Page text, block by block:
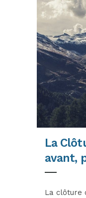
La
avant,
La clôture